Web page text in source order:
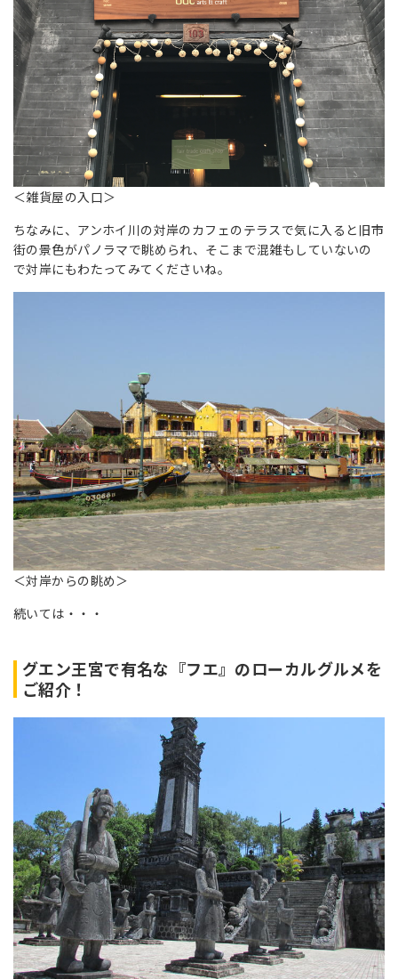
＜雑貨屋の入口＞
ちなみに、アンホイ川の対岸のカフェのテラスで気に入ると旧市
街の景色がパノラマで眺められ、そこまで混雑もしていないの
で対岸にもわたってみてくださいね。
＜対岸からの眺め＞
続いては・・・
グエン王宮で有名な『フエ』のローカルグルメを
ご紹介！